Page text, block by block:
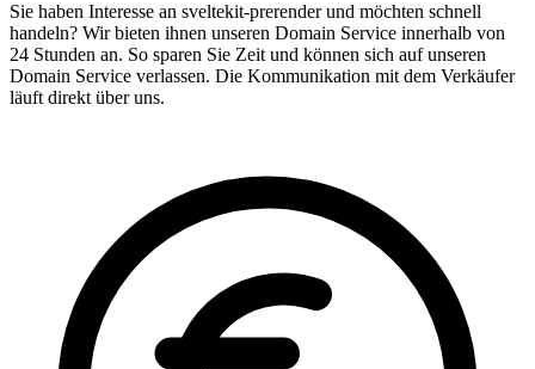
Sie haben Interesse an sveltekit-prerender und möchten schnell
handeln? Wir bieten ihnen unseren Domain Service innerhalb von
24 Stunden an. So sparen Sie Zeit und können sich auf unseren
Domain Service verlassen. Die Kommunikation mit dem Verkäufer
läuft direkt über uns.